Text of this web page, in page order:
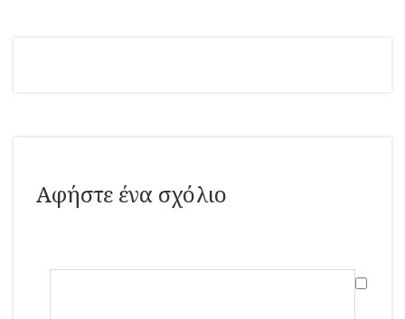
Αφήστε ένα σχόλιο